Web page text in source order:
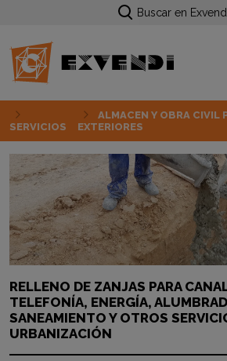
Buscar en
SERVICIOS
ALMACEN Y OBRA CIVIL
EXTERIORES
RELLENO DE ZANJAS PARA
TELEFONÍA, ENERGÍA,
SANEAMIENTO Y OTROS
URBANIZACIÓN